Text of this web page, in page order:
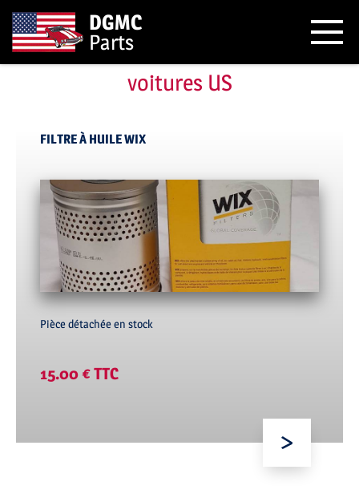
DGMC
Parts
Pièces de Filtre et Huile pour
voitures US
FILTRE À HUILE WIX
Pièce détachée en stock
15.00 € TTC